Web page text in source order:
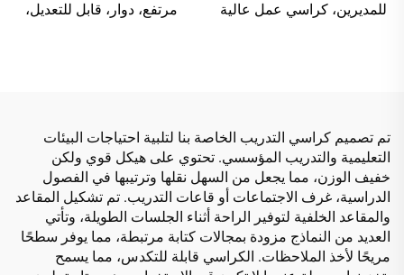
للمديرين، كراسي عمل عالية
مرتفع، دوار، قابل للتعديل،
تم تصميم كراسي التدريب الخاصة بنا لتلبية احتياجات البيئات
التعليمية والتدريب المؤسسي. تحتوي على هيكل قوي ولكن
خفيف الوزن، مما يجعل من السهل نقلها وترتيبها في الفصول
الدراسية، غرف الاجتماعات أو قاعات التدريب. تم تشكيل المقاعد
والمقاعد الخلفية لتوفير الراحة أثناء الجلسات الطويلة، وتأتي
العديد من النماذج مزودة بمجالات كتابة مرتبطة، مما يوفر سطحًا
مريحًا لأخذ الملاحظات. الكراسي قابلة للتكدس، مما يسمح